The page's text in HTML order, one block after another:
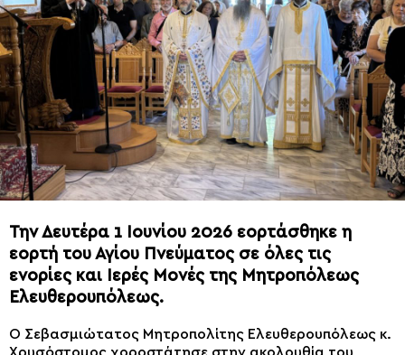
Την Δευτέρα 1 Ιουνίου 2026 εορτάσθηκε η
εορτή του Αγίου Πνεύματος σε όλες τις
ενορίες και Ιερές Μονές της Μητροπόλεως
Ελευθερουπόλεως.
Ο Σεβασμιώτατος Μητροπολίτης Ελευθερουπόλεως κ.